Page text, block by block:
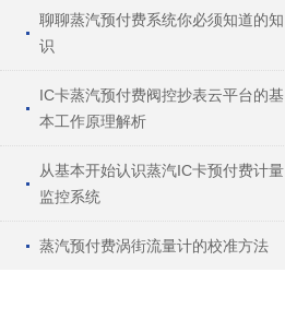
聊聊蒸汽预付费系统你必须知道的知
识
IC卡蒸汽预付费阀控抄表云平台的基
本工作原理解析
从基本开始认识蒸汽IC卡预付费计量
监控系统
蒸汽预付费涡街流量计的校准方法